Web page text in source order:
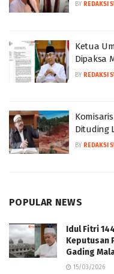
BY REDAKSI
Ketua
Dipaksa
BY REDAKSI
Dituding
BY REDAKSI
POPULAR NEWS
Idul Fitri
Keputusan
Gading
15/03/2026